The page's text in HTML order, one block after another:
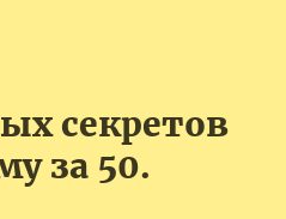
секретов
за 50.